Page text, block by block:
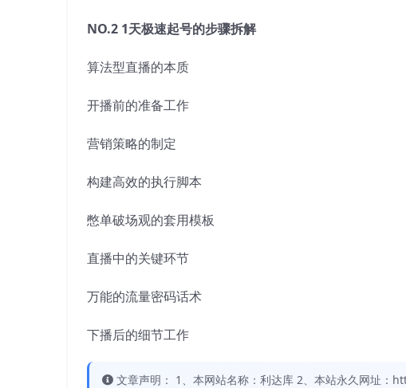
NO.2 1天极速起号的步骤拆解
算法型直播的本质
开播前的准备工作
营销策略的制定
构建高效的执行脚本
憋单破场观的套用模板
直播中的关键环节
万能的流量密码话术
下播后的细节工作
文章声明： 1、本网站名称：利达库 2、本站永久网址